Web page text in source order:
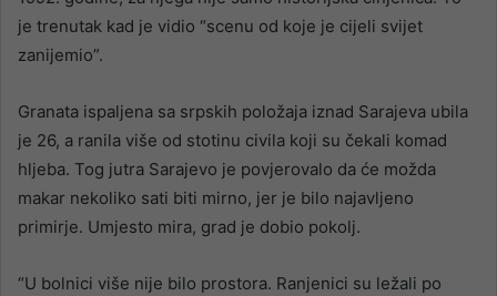
je trenutak kad je vidio “scenu od koje je cijeli svijet
zanijemio”.
Granata ispaljena sa srpskih položaja iznad Sarajeva ubila
je 26, a ranila više od stotinu civila koji su čekali komad
hljeba. Tog jutra Sarajevo je povjerovalo da će možda
makar nekoliko sati biti mirno, jer je bilo najavljeno
primirje. Umjesto mira, grad je dobio pokolj.
“U bolnici više nije bilo prostora. Ranjenici su ležali po